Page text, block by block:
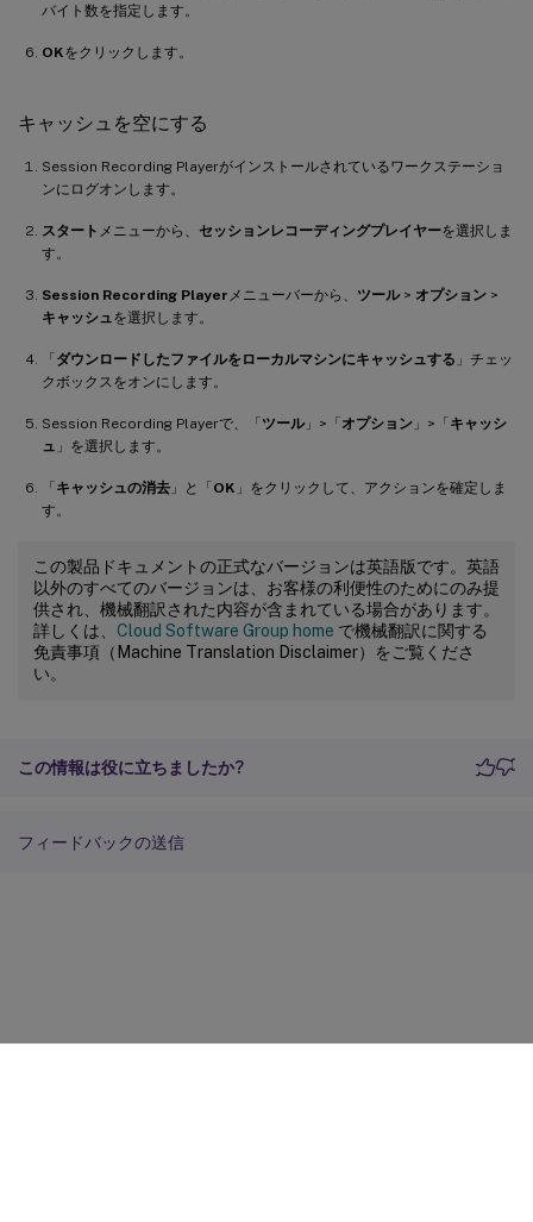
バイト数を指定します。
OKをクリックします。
キャッシュを空にする
Session Recording Playerがインストールされているワークステーショ
ンにログオンします。
スタート メニューから、 セッションレコーディングプレイヤーを選択しま
す。
Session Recording Player メニューバーから、 ツール> オプション >
キャッシュ を選択します。
「ダウンロードしたファイルをローカルマシンにキャッシュする 」チェッ
クボックスをオンにします。
Session Recording Playerで、「ツール」>「オプション 」>「キャッシ
ュ 」を選択します。
「キャッシュの消去 」と「OK 」をクリックして、アクションを確定しま
す。
この製品ドキュメントの正式なバージョンは英語版です。英語
以外のすべてのバージョンは、お客様の利便性のためにのみ提
供され、機械翻訳された内容が含まれている場合があります。
詳しくは、 Cloud Software Group home で機械翻訳に関する
免責事項（Machine Translation Disclaimer）をご覧くださ
い。
この情報は役に立ちましたか?
フィードバックの送信